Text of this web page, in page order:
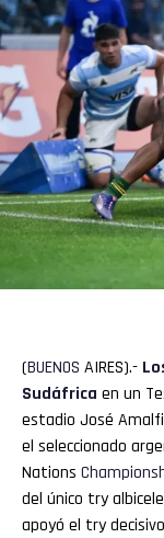
(BUENOS AIRES).-
Sudáfrica en un
estadio José
el seleccionado
Nations
del único try
apoyó el try